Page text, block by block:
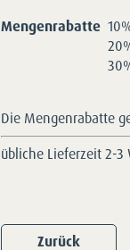
Mengenrabatte
Die Mengenrabatte
übliche Lieferzeit 2-3
Zurück